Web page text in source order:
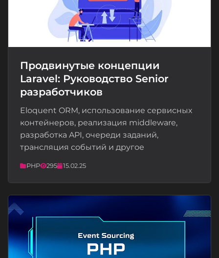
📝
Продвинутые концепции
Laravel: Руководство Senior
разработчиков
Eloquent ORM, использование сервисных
контейнеров, реализация middleware,
разработка API, очереди заданий,
трансляция событий и другое
PHP 295 15.02.25